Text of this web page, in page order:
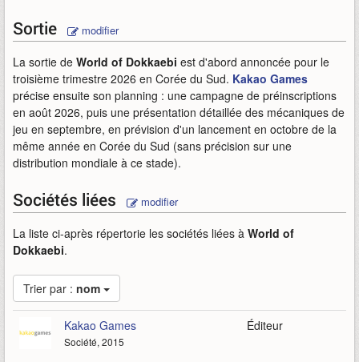
Sortie modifier
La sortie de World of Dokkaebi est d'abord annoncée pour le
troisième trimestre 2026 en Corée du Sud. Kakao Games
précise ensuite son planning : une campagne de préinscriptions
en août 2026, puis une présentation détaillée des mécaniques de
jeu en septembre, en prévision d'un lancement en octobre de la
même année en Corée du Sud (sans précision sur une
distribution mondiale à ce stade).
Sociétés liées modifier
La liste ci-après répertorie les sociétés liées à World of
Dokkaebi.
Trier par : nom
Kakao Games
Société, 2015
Éditeur